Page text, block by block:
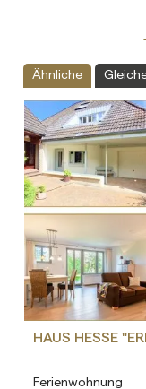
Ähnliche
HAUS HESSE
Ferienwohnung